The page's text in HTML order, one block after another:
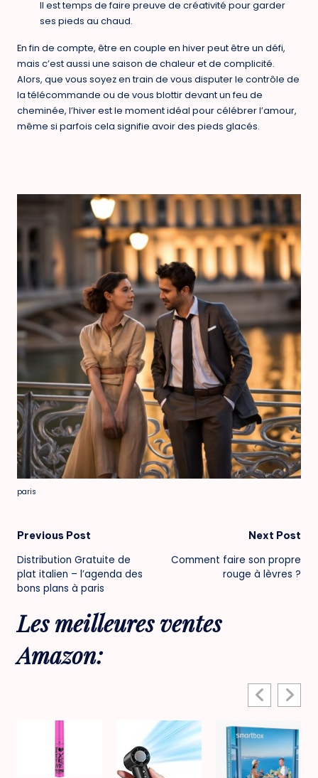
Il est temps de faire preuve de créativité pour garder
ses pieds au chaud.
En fin de compte, être en couple en hiver peut être un défi,
mais c’est aussi une saison de chaleur et de complicité.
Alors, que vous soyez en train de vous disputer le contrôle de
la télécommande ou de vous blottir devant un feu de
cheminée, l’hiver est le moment idéal pour célébrer l’amour,
même si parfois cela signifie avoir des pieds glacés.
paris
Post
navigation
Previous Post
Distribution Gratuite de
plat italien – l’agenda des
bons plans à paris
Next Post
Comment faire son propre
rouge à lèvres ?
Les meilleures ventes
Amazon: